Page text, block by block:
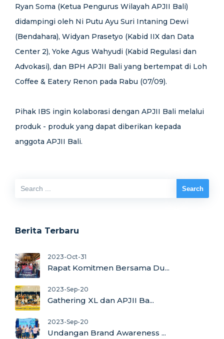
Ryan Soma (Ketua Pengurus Wilayah APJII Bali)
didampingi oleh Ni Putu Ayu Suri Intaning Dewi
(Bendahara), Widyan Prasetyo (Kabid IIX dan Data
Center 2), Yoke Agus Wahyudi (Kabid Regulasi dan
Advokasi), dan BPH APJII Bali yang bertempat di Loh
Coffee & Eatery Renon pada Rabu (07/09).
Pihak IBS ingin kolaborasi dengan APJII Bali melalui
produk - produk yang dapat diberikan kepada
anggota APJII Bali.
Berita Terbaru
2023-Oct-31
Rapat Komitmen Bersama Du...
2023-Sep-20
Gathering XL dan APJII Ba...
2023-Sep-20
Undangan Brand Awareness ...